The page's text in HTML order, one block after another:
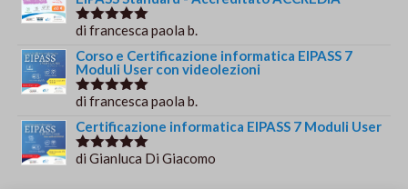
Valutato5
di francesca paola b.
Corso e Certificazione informatica EIPASS 7
Moduli User con videolezioni
Valutato5
di francesca paola b.
Certificazione informatica EIPASS 7 Moduli User
Valutato5
di Gianluca Di Giacomo